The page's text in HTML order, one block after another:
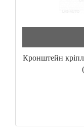
Кронштейн